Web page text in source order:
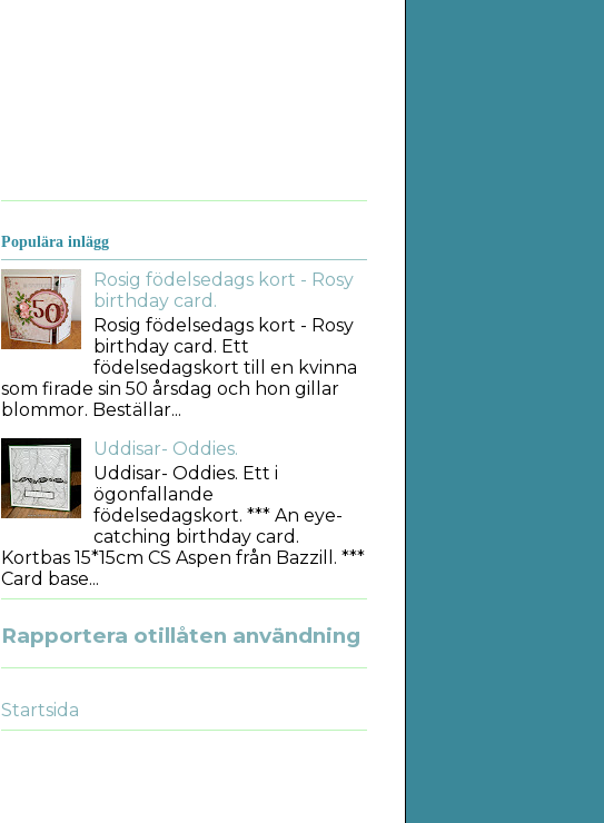
Populära inlägg
Rosig födelsedags kort - Rosy
birthday card.
Rosig födelsedags kort - Rosy
birthday card. Ett
födelsedagskort till en kvinna
som firade sin 50 årsdag och hon gillar
blommor. Beställar...
Uddisar- Oddies.
Uddisar- Oddies. Ett i
ögonfallande
födelsedagskort. *** An eye-
catching birthday card.
Kortbas 15*15cm CS Aspen från Bazzill. ***
Card base...
Rapportera otillåten användning
Startsida